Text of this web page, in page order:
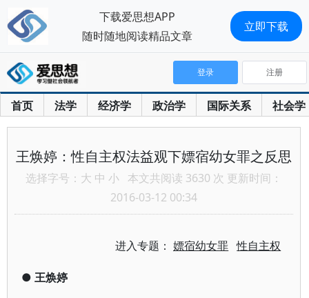
首页 法学 经济学 政治学 国际关系 社会学
登录 注册
王焕婷：性自主权法益观下嫖宿幼女罪之反思
选择字号： 大 中 小 本文共阅读 3630 次 更新时间：
2016-03-12 00:34
进入专题：嫖宿幼女罪 性自主权
● 王焕婷
下载爱思想APP
随时随地阅读精品文章
立即下载